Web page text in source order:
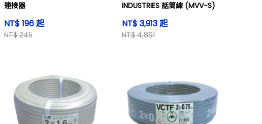
連接器
NT$ 196 起
NT$ 245
INDUSTRIES 話筒線 (MVV-S)
NT$ 3,913 起
NT$ 4,891